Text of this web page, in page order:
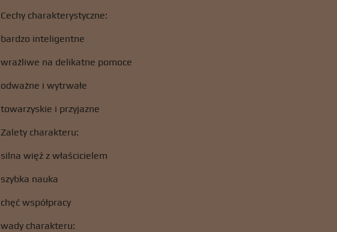
Cechy charakterystyczne:
bardzo inteligentne
wrażliwe na delikatne pomoce
odważne i wytrwałe
towarzyskie i przyjazne
Zalety charakteru:
silna więź z właścicielem
szybka nauka
chęć współpracy
wady charakteru: